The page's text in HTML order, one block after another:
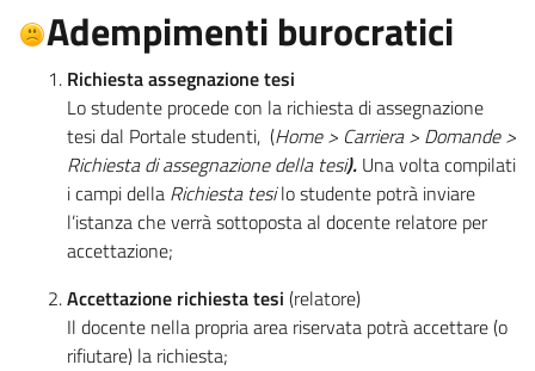
Adempimenti burocratici
Richiesta assegnazione tesi
Lo studente procede con la richiesta di assegnazione
tesi dal Portale studenti, (Home > Carriera > Domande >
Richiesta di assegnazione della tesi). Una volta compilati
i campi della Richiesta tesilo studente potrà inviare
l’istanza che verrà sottoposta al docente relatore per
accettazione;
Accettazione richiesta tesi (relatore)​
Il docente nella propria area riservata potrà accettare (o
rifiutare) la richiesta; ​